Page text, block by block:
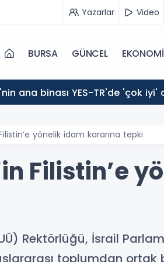
Yazarlar Video
BURSA GÜNCEL EKONOMİ
ana binası YES-TR'de 'çok iyi'
yönelik idam kararına tepki
Filistin’e
Rektörlüğü, İsrail
toplumdan